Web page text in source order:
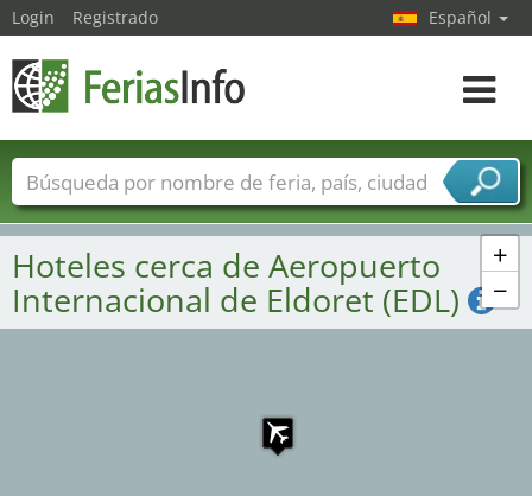
+
−
Hoteles cerca de Aeropuerto
Internacional de Eldoret (EDL)
Login Registrado Español
toggle
Nombres de ferias Países
Ciudades
Sectores de ferias
Sectores de proveedor de servicios